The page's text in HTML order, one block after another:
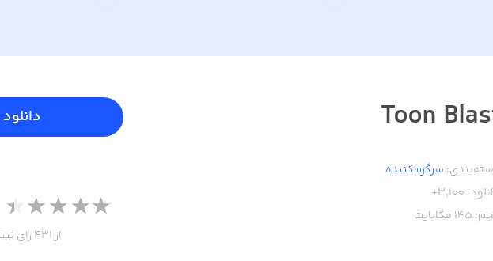
Toon
سرگرم‌کننده
3,100+
145 مگابایت
دانلود
از 431 رای ثبت شده